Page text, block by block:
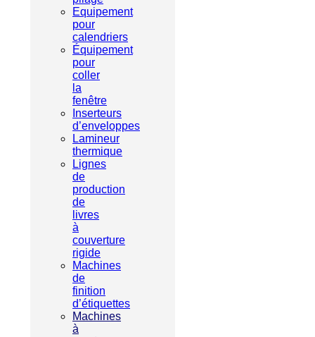
Equipement
pour
calendriers
Équipement
pour
coller
la
fenêtre
Inserteurs
d’enveloppes
Lamineur
thermique
Lignes
de
production
de
livres
à
couverture
rigide
Machines
de
finition
d’étiquettes
Machines
à